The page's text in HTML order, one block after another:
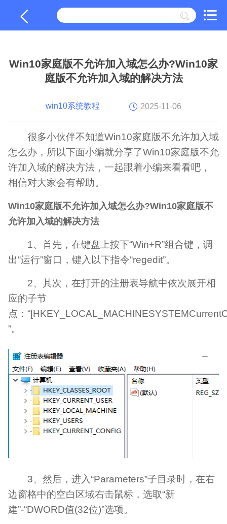
Win10家庭版不允许加入域怎么办?Win10家
庭版不允许加入域的解决方法
win10系统教程 2025-11-06
很多小伙伴不知道Win10家庭版不允许加入域
怎么办，所以下面小编就分享了Win10家庭版不允
许加入域的解决方法，一起跟着小编来看看吧，
相信对大家会有帮助。
Win10家庭版不允许加入域怎么办?Win10家庭版不
允许加入域的解决方法
1、首先，在键盘上按下“Win+R”组合键，调
出“运行”窗口，键入以下指令“regedit”。
2、其次，在打开的注册表导航中依次展开相
应的子节
点：
”。
3、然后，进入“Parameters”子目录时，在右
边窗格中的空白区域右击鼠标，选取“新
建”-“DWORD值(32位)”选项。